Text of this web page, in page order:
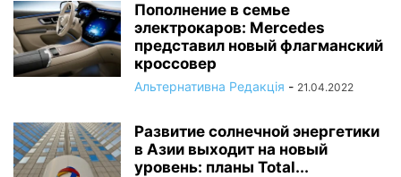
Пополнение в семье
электрокаров: Mercedes
представил новый флагманский
кроссовер
Альтернативна Редакція - 21.04.2022
Развитие солнечной энергетики
в Азии выходит на новый
уровень: планы Total...